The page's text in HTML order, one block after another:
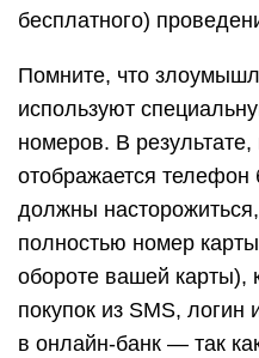
бесплатного)
Помните, что
используют
номеров. В
отображается телефон
должны
полностью номер
обороте вашей карты),
покупок из SMS, логин
в онлайн-банк — так